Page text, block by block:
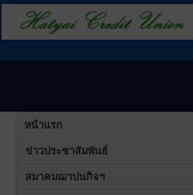
หน้าแรก
ข่าวประชาสัมพันธ์
สมาคมฌาปนกิจฯ